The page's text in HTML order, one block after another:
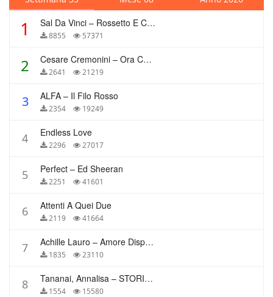
1 Sal Da Vinci – Rossetto E Caffè
8855 57371
2 Cesare Cremonini – Ora Che Non Ho Più Te
2641 21219
3 ALFA – Il Filo Rosso
2354 19249
4 Endless Love
2296 27017
5 Perfect – Ed Sheeran
2251 41601
6 Attenti A Quei Due
2119 41664
7 Achille Lauro – Amore Disperato
1835 23110
8 Tananai, Annalisa – STORIE BREVI
1554 15580